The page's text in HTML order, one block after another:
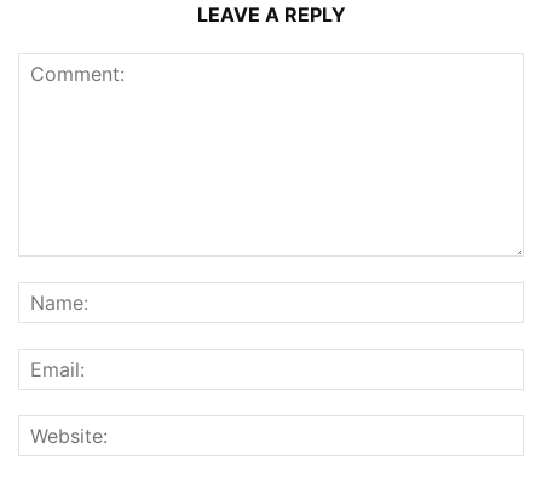
LEAVE A REPLY